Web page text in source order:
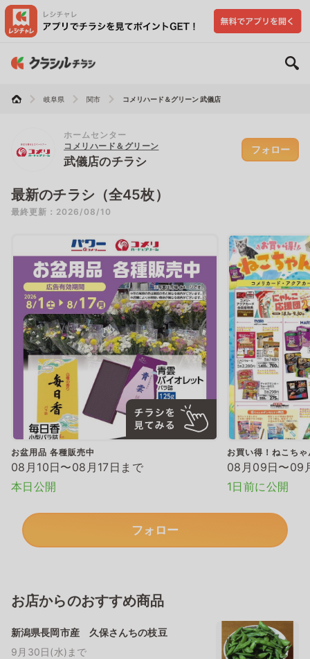
岐阜県 関市 コメリハード＆グリーン 武儀店
ホームセンター
コメリハード＆グリーン
武儀店のチラシ
フォロー
最新のチラシ（全45枚）
最終更新：2026/08/10
お盆用品 各種販売中
08月10日〜08月17日まで
本日公開
お買い得！ねこち
08月09日〜09
1日前に公開
フォロー
お店からのおすすめ商品
新潟県長岡市産 久保さんちの枝豆
9月30日(水)まで